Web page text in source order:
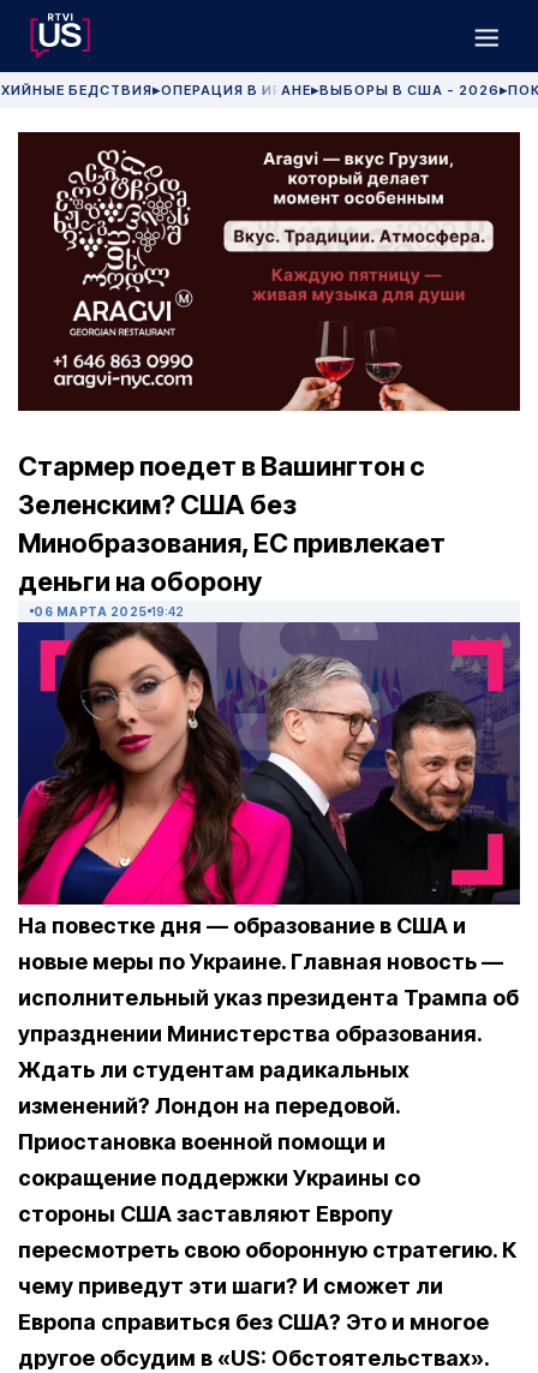
БЕДСТВИЯ▶ОПЕРАЦИЯ В ИРАНЕ▶ВЫБОРЫ В США - 2026 ▶
Стармер поедет в Вашингтон с
Зеленским? США без
Минобразования, ЕС привлекает
деньги на оборону
06 МАРТА 2025 19:42
На повестке дня — образование в США и
новые меры по Украине. Главная новость —
исполнительный указ президента Трампа об
упразднении Министерства образования.
Ждать ли студентам радикальных
изменений? Лондон на передовой.
Приостановка военной помощи и
сокращение поддержки Украины со
стороны США заставляют Европу
пересмотреть свою оборонную стратегию. К
чему приведут эти шаги? И сможет ли
Европа справиться без США? Это и многое
другое обсудим в «US: Обстоятельствах».